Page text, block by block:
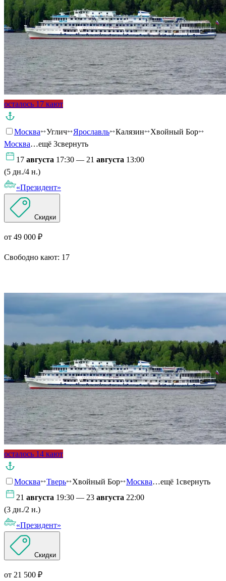
осталось 17 кают
Москва Углич Ярославль Калязин
Хвойный Бор
Москва…ещё 3свернуть
17 августа 17:30 — 21 августа 13:00
(5 дн./4 н.)
«Президент»
Скидки
от 49 000 ₽
Свободно кают: 17
осталось 14 кают
Москва Тверь Хвойный Бор Москва…ещё 1свернуть
21 августа 19:30 — 23 августа 22:00
(3 дн./2 н.)
«Президент»
Скидки
от 21 500 ₽